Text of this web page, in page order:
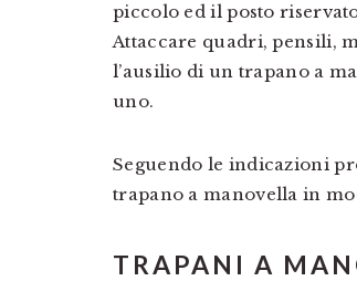
piccolo ed il posto
Attaccare quadri, pensili,
l’ausilio di un trapano a
uno.
Seguendo le indicazioni
trapano a manovella in
TRAPANI A